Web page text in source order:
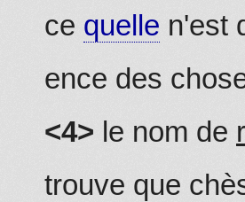
ce quelle n'est
ence des
<4> le nom de
trouve que